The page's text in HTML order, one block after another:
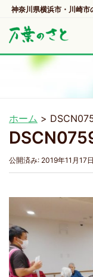
神奈川県横浜市・川崎市
ホーム >
公開済み: 2019年11月17日